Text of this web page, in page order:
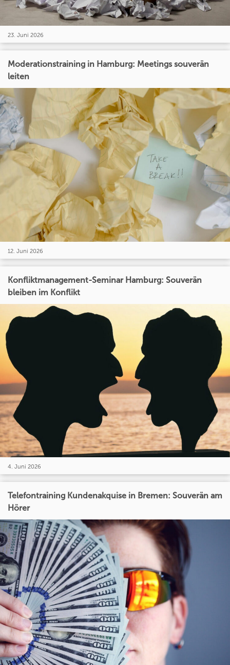
23. Juni 2026
Moderationstraining in Hamburg: Meetings souverän
leiten
12. Juni 2026
Konfliktmanagement-Seminar Hamburg: Souverän
bleiben im Konflikt
4. Juni 2026
Telefontraining Kundenakquise in Bremen: Souverän am
Hörer